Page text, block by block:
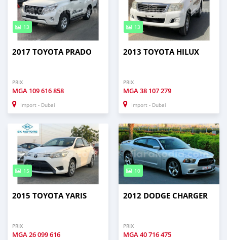
13
2017 TOYOTA PRADO
PRIX
MGA 109 616 858
Import - Dubai
13
2013 TOYOTA HILUX
PRIX
MGA38 107 279
Import - Dubai
15
2015 TOYOTA YARIS
PRIX
MGA26 099 616
10
2012 DODGE CHARGER
PRIX
MGA40 716 475